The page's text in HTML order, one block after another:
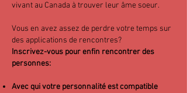
vivant au Canada à trouver leur âme soeur.
Vous en avez assez de perdre votre temps sur
des applications de rencontres?
Inscrivez-vous pour enfin rencontrer des
personnes:
Avec qui votre personnalité est compatible